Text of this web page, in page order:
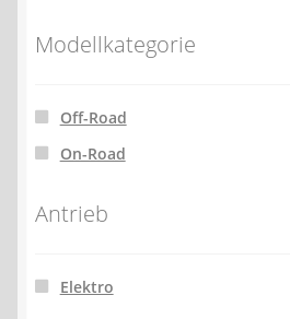
Modellkategorie
Off-Road
On-Road
Antrieb
Elektro